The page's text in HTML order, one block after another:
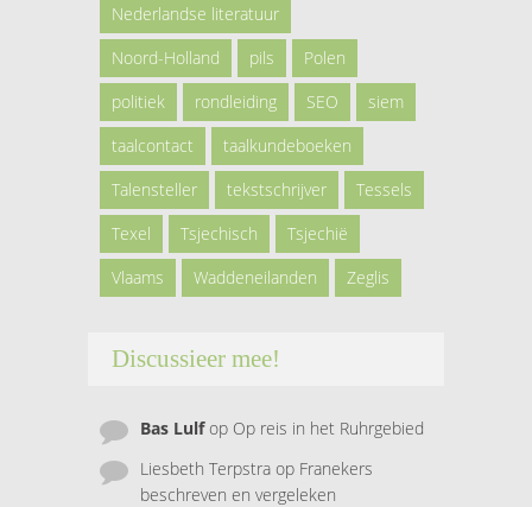
Nederlandse literatuur
Noord-Holland
pils
Polen
politiek
rondleiding SEO
siem
taalcontact
taalkundeboeken
Talensteller
tekstschrijver
Tessels
Texel
Tsjechisch
Tsjechië
Vlaams
Waddeneilanden Zeglis
Discussieer mee!
Bas Lulfop Op reis in het Ruhrgebied
Liesbeth Terpstra op Franekers
beschreven en vergeleken